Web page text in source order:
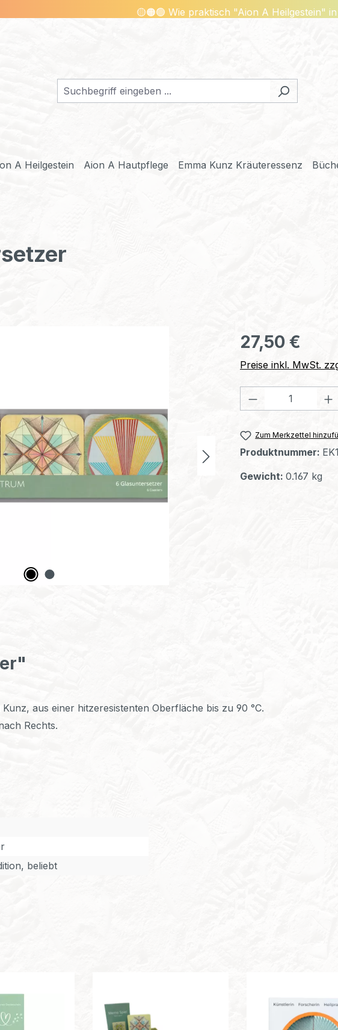
🟡🟠🟢 Wie praktisch "Aion A Heilgestein" in einer
A Heilgestein Aion A Hautpflege Emma Kunz Kräuteressenz
Regulärer Preis:
27,50 €
Preise inkl. MwSt.
Produkt
Zum Merkzettel
Produktnummer:
Gewicht: 0.167 kg
aus einer hitzeresistenten Oberfläche bis zu 90 °C.
Rechts.
beliebt